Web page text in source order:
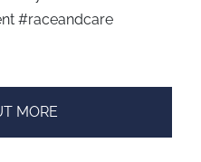
#raceandcare
MORE